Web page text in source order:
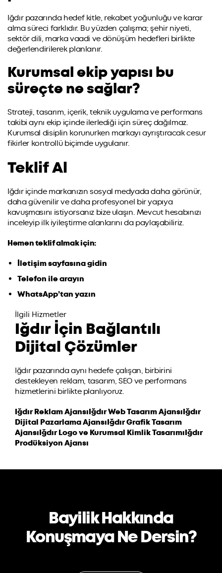
Iğdır pazarında hedef kitle, rekabet yoğunluğu ve karar
alma süreci farklıdır. Bu yüzden çalışma; şehir niyeti,
sektör dili, marka vaadi ve dönüşüm hedefleri birlikte
değerlendirilerek planlanır.
Kurumsal ekip yapısı bu
süreçte ne sağlar?
Strateji, tasarım, içerik, teknik uygulama ve performans
takibi aynı ekip içinde ilerlediği için süreç dağılmaz.
Kurumsal disiplin korunurken markayı ayrıştıracak cesur
fikirler kontrollü biçimde uygulanır.
Teklif Al
Iğdır içinde markanızın sosyal medyada daha görünür,
daha güvenilir ve daha profesyonel bir yapıya
kavuşmasını istiyorsanız bize ulaşın. Mevcut hesabınızı
inceleyip ilk iyileştirme alanlarını da paylaşabiliriz.
Hemen teklif almak için:
İletişim sayfasına gidin
Telefon ile arayın
WhatsApp’tan yazın
İlgili Hizmetler
Iğdır İçin Bağlantılı
Dijital Çözümler
Iğdır pazarında aynı hedefe çalışan, birbirini
destekleyen reklam, tasarım, SEO ve performans
hizmetlerini birlikte planlıyoruz.
Iğdır Reklam AjansıIğdır Web Tasarım AjansıIğdır
Dijital Pazarlama AjansıIğdır Grafik Tasarım
AjansıIğdır Logo ve Kurumsal Kimlik TasarımıIğdır
Prodüksiyon Ajansı
Bayilik Hakkında
Konuşmaya Ne Dersin?